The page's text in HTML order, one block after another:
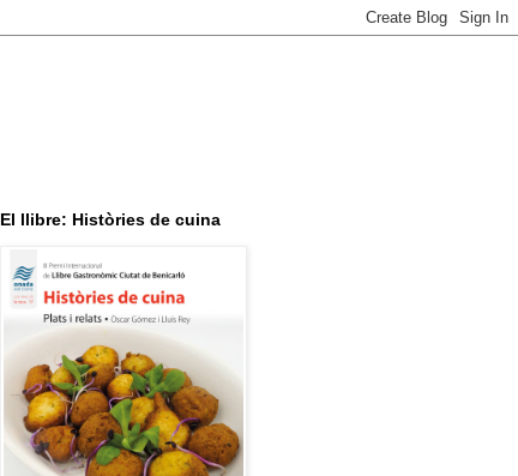
El llibre: Històries de cuina